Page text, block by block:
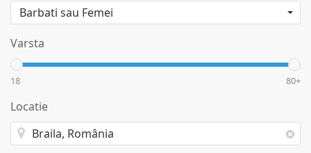
Varsta
18 80+
Locatie